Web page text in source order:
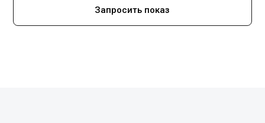
Запросить показ